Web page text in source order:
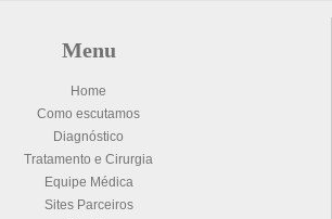
Menu
Home
Como escutamos
Diagnóstico
Tratamento e Cirurgia
Equipe Médica
Sites Parceiros